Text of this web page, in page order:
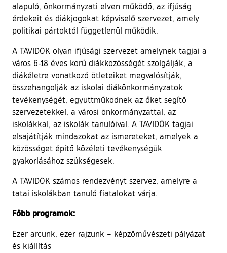
alapuló, önkormányzati elven működő, az ifjúság
érdekeit és diákjogokat képviselő szervezet, amely
politikai pártoktól függetlenül működik.
A TAVIDÖK olyan ifjúsági szervezet amelynek tagjai a
város 6-18 éves korú diákközösségét szolgálják, a
diákéletre vonatkozó ötleteiket megvalósítják,
összehangolják az iskolai diákönkormányzatok
tevékenységét, együttműködnek az őket segítő
szervezetekkel, a városi önkormányzattal, az
iskolákkal, az iskolák tanulóival. A TAVIDÖK tagjai
elsajátítják mindazokat az ismereteket, amelyek a
közösséget építő közéleti tevékenységük
gyakorlásához szükségesek.
A TAVIDÖK számos rendezvényt szervez, amelyre a
tatai iskolákban tanuló fiatalokat várja.
Főbb programok:
Ezer arcunk, ezer rajzunk – képzőművészeti pályázat
és kiállítás